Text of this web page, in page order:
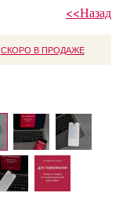
<<Назад
СКОРО В ПРОДАЖЕ